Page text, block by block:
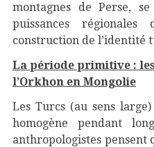
montagnes de Perse,
puissances
construction de l’identité
La période primitive :
l’Orkhon en Mongolie
Les Turcs (au sens
homogène pendant
anthropologistes pensent